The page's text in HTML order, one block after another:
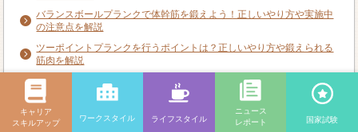
バランスボールプランクで体幹筋を鍛えよう！正しいやり方や実施中
の注意点を解説
ツーポイントプランクを行うポイントは？正しいやり方や鍛えられる
筋肉を解説
ハイリバースプランクのやり方は？鍛えられる筋肉や実施中のポイン
リバースプランクはどの筋肉を鍛えられる？正しいやり方や効果を高
めるコツを解説
キャリア
スキルアップ
ワークスタイル ライフスタイル
ニュース
レポート
国家試験